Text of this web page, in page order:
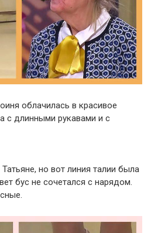
облачилась в красивое
с длинными рукавами и с
но вот линия талии была
бус не сочетался с нарядом.